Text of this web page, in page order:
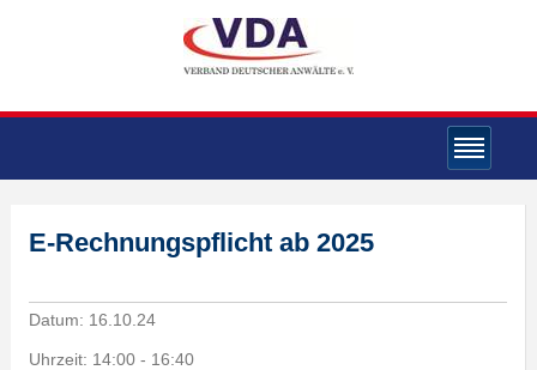
E-Rechnungspflicht ab 2025
Datum: 16.10.24
Uhrzeit: 14:00 - 16:40